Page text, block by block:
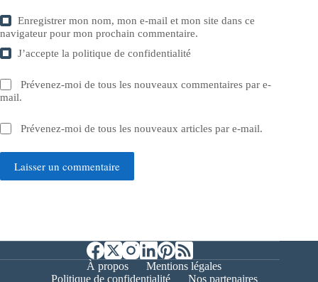
Enregistrer mon nom, mon e-mail et mon site dans ce
navigateur pour mon prochain commentaire.
J’accepte lapolitique de confidentialité
Prévenez-moi de tous les nouveaux commentaires par e-
mail.
Prévenez-moi de tous les nouveaux articles par e-mail.
Laisser un commentaire
À propos
Mentions légales
Politique de confidentialité
Nos partenaires